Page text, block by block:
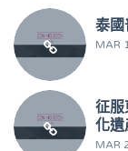
泰國
MAR
征服
化遺
MAR